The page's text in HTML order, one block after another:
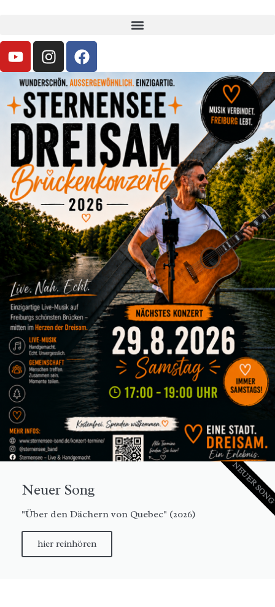
Neuer Song
"Über den Dächern von Quebec" (2026)
hier reinhören
NEUER